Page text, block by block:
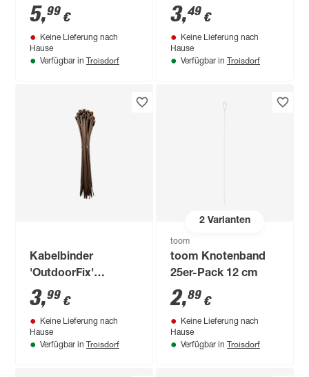
x 4,4 mm 10 Stück
5,99 €
Keine Lieferung nach
Hause
Verfügbar in Troisdorf
weidenholz hell 150
x 3,6 mm 50 Stück
3,49 €
Keine Lieferung nach
Hause
Verfügbar in Troisdorf
Kabelbinder
'OutdoorFix'
weidenholz hell 200
x 4,6 mm 50 Stück
3,99 €
Keine Lieferung nach
Hause
Verfügbar in Troisdorf
2Varianten
toom
toom Knotenband
25er-Pack 12 cm
2,89 €
Keine Lieferung nach
Hause
Verfügbar in Troisdorf